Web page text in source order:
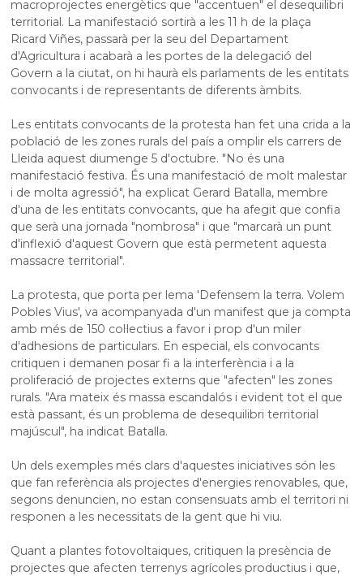
macroprojectes energètics que "accentuen" el desequilibri
territorial. La manifestació sortirà a les 11 h de la plaça
RicardViñes, passarà per la seu del Departament
d'Agricultura i acabarà a les portes de la delegació del
Govern a la ciutat, on hi haurà els parlaments de les entitats
convocants i de representants de diferents àmbits.
Les entitats convocants de la protesta han fet una crida a la
població de les zones rurals del país a omplir els carrers de
Lleida aquest diumenge 5 d'octubre. "No és una
manifestació festiva. És una manifestació de molt malestar
i de molta agressió", ha explicat Gerard Batalla, membre
d'una de les entitats convocants, que ha afegit que confia
que serà una jornada "nombrosa" i que "marcarà un punt
d'inflexió d'aquest Govern que està permetent aquesta
massacre territorial".
La protesta, que porta per lema 'Defensem la terra. Volem
Pobles Vius', va acompanyada d'un manifest que ja compta
amb més de 150 col·lectius a favor i prop d'un miler
d'adhesions de particulars. En especial, els convocants
critiquen i demanen posar fi a la interferència i a la
proliferació de projectes externs que "afecten" les zones
rurals. "Ara mateix és massa escandalós i evident tot el que
està passant, és un problema de desequilibri territorial
majúscul", ha indicat Batalla.
Un dels exemples més clars d'aquestes iniciatives són les
que fan referència als projectes d'energies renovables, que,
segons denuncien, no estan consensuats amb el territori ni
responen a les necessitats de la gent que hi viu.
Quant a plantes fotovoltaiques, critiquen la presència de
projectes que afecten terrenys agrícoles productius i que,